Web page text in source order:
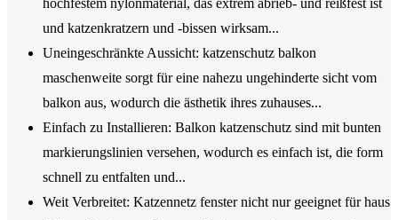
und katzenkratzern und -bissen wirksam...
Uneingeschränkte Aussicht: katzenschutz balkon
maschenweite sorgt für eine nahezu ungehinderte sicht vom
balkon aus, wodurch die ästhetik ihres zuhauses...
Einfach zu Installieren: Balkon katzenschutz sind mit bunten
markierungslinien versehen, wodurch es einfach ist, die form
schnell zu entfalten und...
Weit Verbreitet: Katzennetz fenster nicht nur geeignet für haus